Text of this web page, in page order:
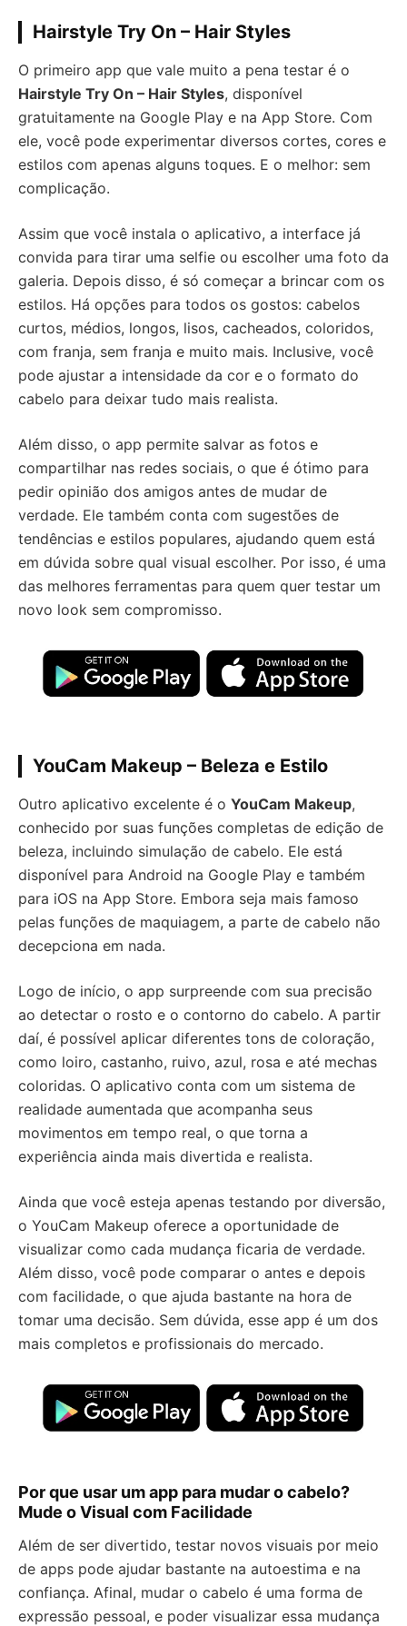
Hairstyle Try On – Hair Styles
O primeiro app que vale muito a pena testar é o
Hairstyle Try On – Hair Styles, disponível
gratuitamente na Google Play e na App Store. Com
ele, você pode experimentar diversos cortes, cores e
estilos com apenas alguns toques. E o melhor: sem
complicação.
Assim que você instala o aplicativo, a interface já
convida para tirar uma selfie ou escolher uma foto da
galeria. Depois disso, é só começar a brincar com os
estilos. Há opções para todos os gostos: cabelos
curtos, médios, longos, lisos, cacheados, coloridos,
com franja, sem franja e muito mais. Inclusive, você
pode ajustar a intensidade da cor e o formato do
cabelo para deixar tudo mais realista.
Além disso, o app permite salvar as fotos e
compartilhar nas redes sociais, o que é ótimo para
pedir opinião dos amigos antes de mudar de
verdade. Ele também conta com sugestões de
tendências e estilos populares, ajudando quem está
em dúvida sobre qual visual escolher. Por isso, é uma
das melhores ferramentas para quem quer testar um
novo look sem compromisso.
YouCam Makeup – Beleza e Estilo
Outro aplicativo excelente é o YouCam Makeup,
conhecido por suas funções completas de edição de
beleza, incluindo simulação de cabelo. Ele está
disponível para Android na Google Play e também
para iOS na App Store. Embora seja mais famoso
pelas funções de maquiagem, a parte de cabelo não
decepciona em nada.
Logo de início, o app surpreende com sua precisão
ao detectar o rosto e o contorno do cabelo. A partir
daí, é possível aplicar diferentes tons de coloração,
como loiro, castanho, ruivo, azul, rosa e até mechas
coloridas. O aplicativo conta com um sistema de
realidade aumentada que acompanha seus
movimentos em tempo real, o que torna a
experiência ainda mais divertida e realista.
Ainda que você esteja apenas testando por diversão,
o YouCam Makeup oferece a oportunidade de
visualizar como cada mudança ficaria de verdade.
Além disso, você pode comparar o antes e depois
com facilidade, o que ajuda bastante na hora de
tomar uma decisão. Sem dúvida, esse app é um dos
mais completos e profissionais do mercado.
Por que usar um app para mudar o cabelo?
Mude o Visual com Facilidade
Além de ser divertido, testar novos visuais por meio
de apps pode ajudar bastante na autoestima e na
confiança. Afinal, mudar o cabelo é uma forma de
expressão pessoal, e poder visualizar essa mudança